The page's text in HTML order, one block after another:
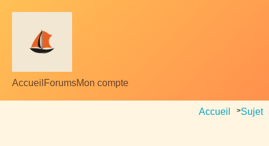
Accueil ForumsMon compte
Accueil >Sujet